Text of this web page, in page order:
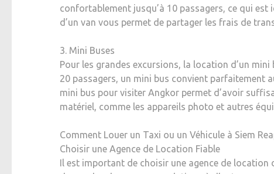
confortablement jusqu’à 10 passagers, ce qui
d’un van vous permet de partager les frais de
3. Mini Buses
Pour les grandes excursions, la location d’un mini
20 passagers, un mini bus convient parfaitement
mini bus pour visiter Angkor permet d’avoir
matériel, comme les appareils photo et autres
Comment Louer un Taxi ou un Véhicule à Siem
Choisir une Agence de Location Fiable
Il est important de choisir une agence de location